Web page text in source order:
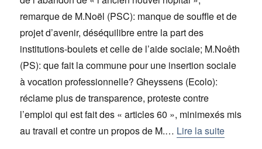
remarque de M.Noël (PSC): manque de souffle et de
projet d’avenir, déséquilibre entre la part des
institutions-boulets et celle de l’aide sociale; M.Noêth
(PS): que fait la commune pour une insertion sociale
à vocation professionnelle? Gheyssens (Ecolo):
réclame plus de transparence, proteste contre
l’emploi qui est fait des « articles 60 », minimexés mis
au travail et contre un propos de M.… Lire la suite